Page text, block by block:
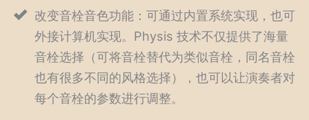
改变音栓音色功能：可通过内置系统实现，也可
外接计算机实现。Physis 技术不仅提供了海量
音栓选择（可将音栓替代为类似音栓，同名音栓
也有很多不同的风格选择），也可以让演奏者对
每个音栓的参数进行调整。